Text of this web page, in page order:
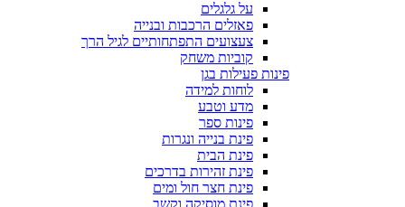
על גלגלים
פאזלים הרכבות ובנייה
צעצועים התפתחותיים לגיל הרך
קוביות משחק
פינות פעילות בגן
לוחות למידה
מדע וטבע
פינות ספר
פינת בנייה ונגרות
פינת הבית
פינת זהירות בדרכים
פינת חצר חול ומים
פינת מוסיקה וקשב